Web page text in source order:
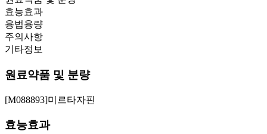
효능효과
용법용량
주의사항
기타정보
원료약품 및 분량
[M088893]미르타자핀
효능효과